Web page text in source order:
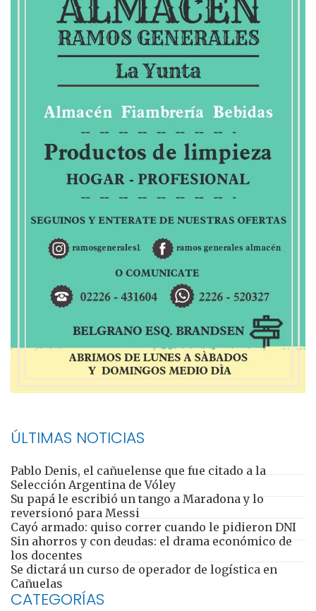
ÚLTIMAS NOTICIAS
Pablo Denis, el cañuelense que fue citado a la
Selección Argentina de Vóley
Su papá le escribió un tango a Maradona y lo
reversionó para Messi
Cayó armado: quiso correr cuando le pidieron DNI
Sin ahorros y con deudas: el drama económico de
los docentes
Se dictará un curso de operador de logística en
Cañuelas
CATEGORÍAS